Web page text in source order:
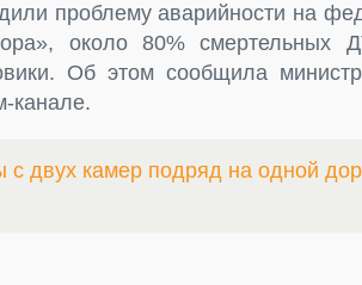
проблему аварийности на
около 80% смертельных
Об этом сообщила
канале.
двух камер подряд на одной